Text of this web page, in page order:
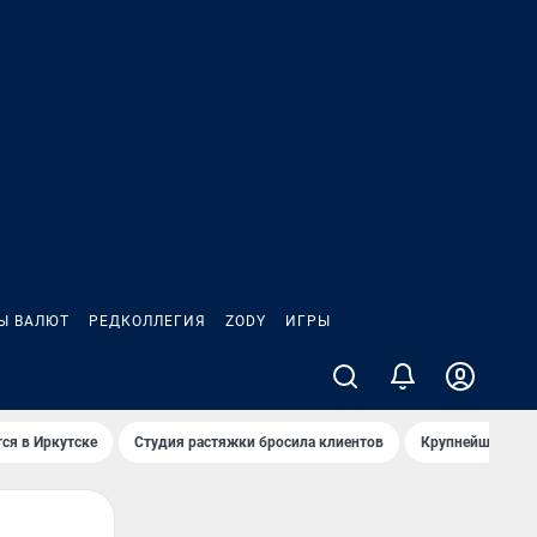
ВАЛЮТ РЕДКОЛЛЕГИЯ ZODY ИГРЫ
в Иркутске Студия растяжки бросила клиентов Крупнейшие